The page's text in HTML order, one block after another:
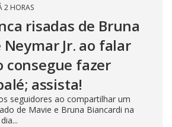
2 HORAS
risadas de Bruna
Jr. ao falar
consegue fazer
assista!
seguidores ao compartilhar um
de Mavie e Bruna Biancardi na